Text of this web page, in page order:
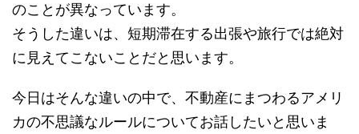
のことが異なっています。
そうした違いは、短期滞在する出張や旅行では絶対
に見えてこないことだと思います。
今日はそんな違いの中で、不動産にまつわるアメリ
カの不思議なルールについてお話したいと思いま